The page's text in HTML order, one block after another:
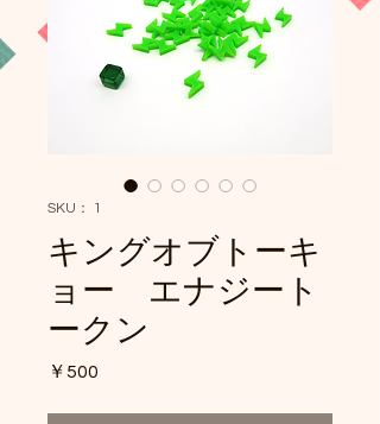
SKU： 1
キングオブトーキ
ョー エナジート
ークン
￥500